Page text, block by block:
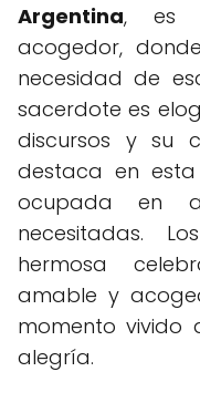
Argentina, es
acogedor,
necesidad de
sacerdote es
discursos y su
destaca en
ocupada en
necesitadas.
hermosa
amable y
momento vivido
alegría.